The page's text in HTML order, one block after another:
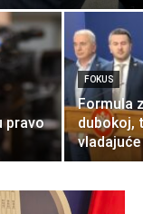
pravo
FOKUS
Formula
dubokoj,